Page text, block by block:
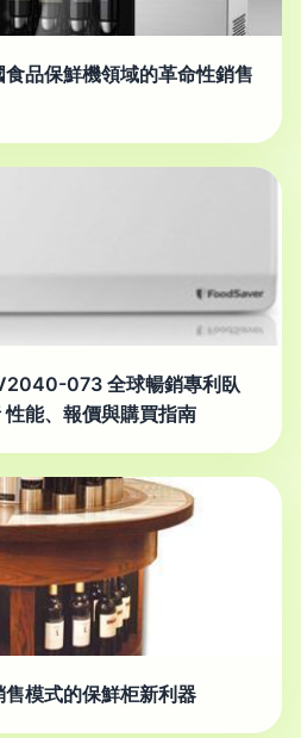
品保鮮機領域的革命性銷售
073 全球暢銷專利臥
能、報價與購買指南
模式的保鮮柜新利器